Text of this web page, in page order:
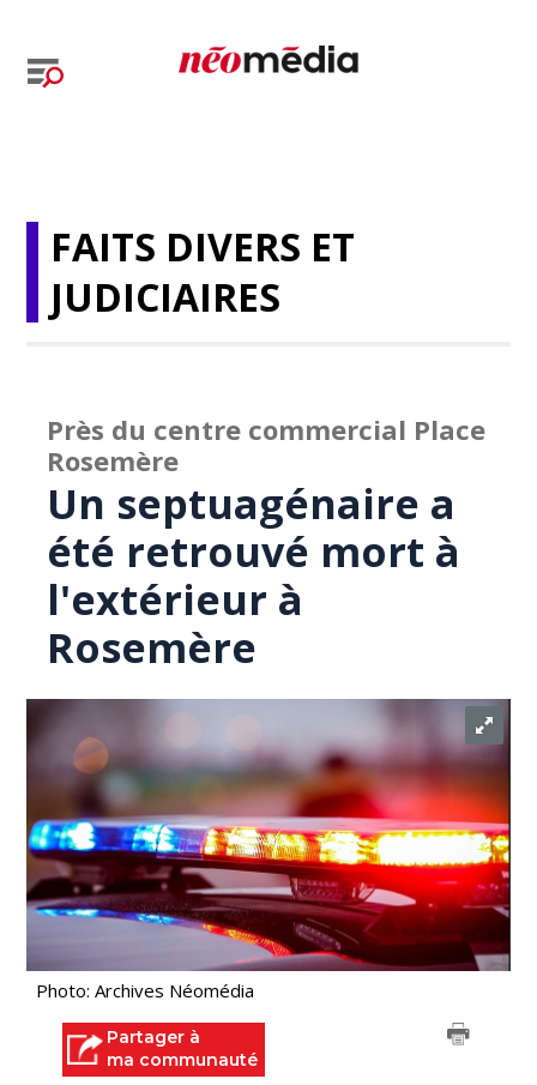
FAITS DIVERS ET
JUDICIAIRES
Près du centre commercial Place
Rosemère
Un septuagénaire a
été retrouvé mort à
l'extérieur à
Rosemère
Photo: Archives Néomédia
Partager à
ma communauté